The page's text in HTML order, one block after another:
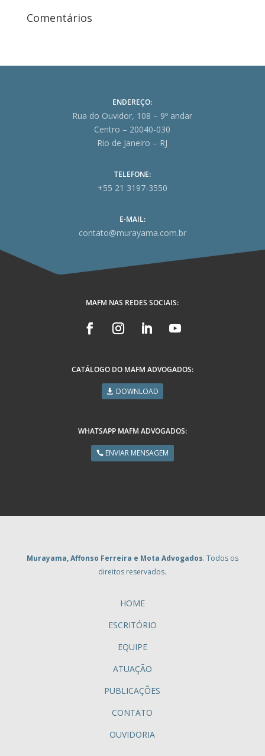
Comentários
ENDEREÇO:
Rua do Ouvidor, 108 – 9º andar
Centro – 20040-030
Rio de Janeiro – RJ
TELEFONE:
+55 21 3197-3550
E-MAIL:
contato@murayama.com.br
MAFM NAS REDES SOCIAIS:
CATÁLOGO DO MAFM ADVOGADOS:
DOWNLOAD
WHATSAPP MAFM ADVOGADOS:
ENVIAR MENSAGEM
Murayama, Affonso Ferreira e Mota Advogados. Todos os
direitos reservados.
HOME
ESCRITÓRIO
EQUIPE
ATUAÇÃO
PUBLICAÇÕES
CONTATO
OUVIDORIA